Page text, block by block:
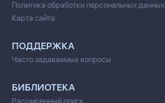
Политика обработки персональных данных
Карта сайта
ПОДДЕРЖКА
Часто задаваемые вопросы
БИБЛИОТЕКА
Расширенный поиск